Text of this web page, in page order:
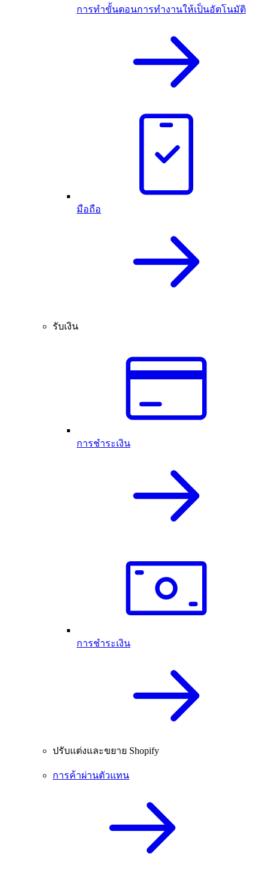
การทำขั้นตอนการทำงานให้เป็นอัตโนมัติ
มือถือ
รับเงิน
การชำระเงิน
การชำระเงิน
ปรับแต่งและขยาย Shopify
การค้าผ่านตัวแทน